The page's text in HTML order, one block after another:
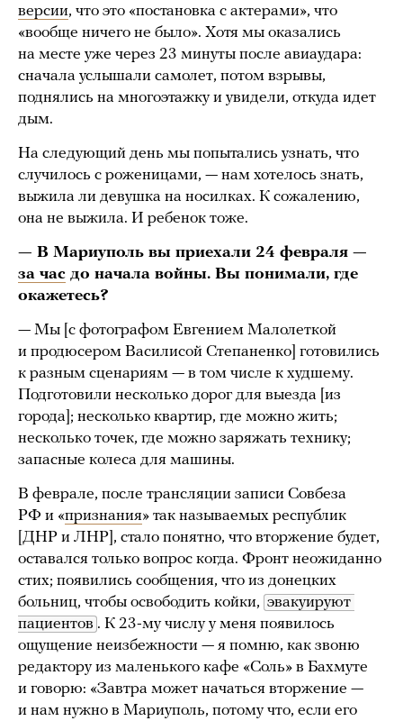
версии, что это «постановка с актерами», что
«вообще ничего не было». Хотя мы оказались
на месте уже через 23 минуты после авиаудара:
сначала услышали самолет, потом взрывы,
поднялись на многоэтажку и увидели, откуда идет
дым.
На следующий день мы попытались узнать, что
случилось с роженицами, — нам хотелось знать,
выжила ли девушка на носилках. К сожалению,
она не выжила. И ребенок тоже.
— В Мариуполь вы приехали 24 февраля —
за час до начала войны. Вы понимали, где
окажетесь?
— Мы [с фотографом Евгением Малолеткой
и продюсером Василисой Степаненко] готовились
к разным сценариям — в том числе к худшему.
Подготовили несколько дорог для выезда [из
города]; несколько квартир, где можно жить;
несколько точек, где можно заряжать технику;
запасные колеса для машины.
В феврале, после трансляции записи Совбеза
РФ и «признания» так называемых республик
[ДНР и ЛНР], стало понятно, что вторжение будет,
оставался только вопрос когда. Фронт неожиданно
стих; появились сообщения, что из донецких
больниц, чтобы освободить койки, эвакуируют
пациентов . К 23-му числу у меня появилось
ощущение неизбежности — я помню, как звоню
редактору из маленького кафе «Соль» в Бахмуте
и говорю: «Завтра может начаться вторжение —
и нам нужно в Мариуполь, потому что, если его